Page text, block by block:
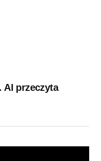
AI przeczyta